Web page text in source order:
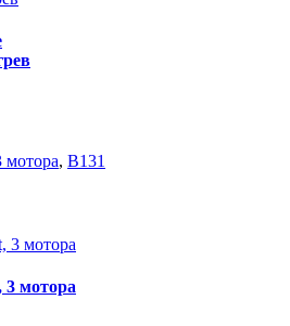
мотора, B131
мотора